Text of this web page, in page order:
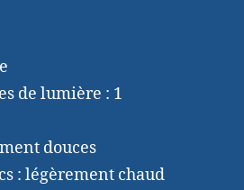
de lumière : 1
douces
: légèrement chaud